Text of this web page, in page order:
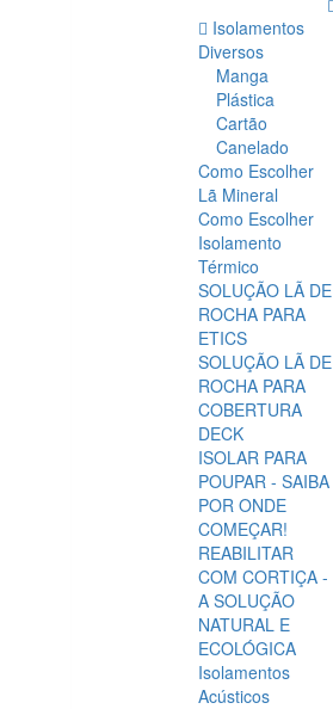
Isolamentos
Diversos
Manga
Plástica
Cartão
Canelado
Como Escolher
Lã Mineral
Como Escolher
Isolamento
Térmico
SOLUÇÃO LÃ DE
ROCHA PARA
ETICS
SOLUÇÃO LÃ DE
ROCHA PARA
COBERTURA
DECK
ISOLAR PARA
POUPAR - SAIBA
POR ONDE
COMEÇAR!
REABILITAR
COM CORTIÇA -
A SOLUÇÃO
NATURAL E
ECOLÓGICA
Isolamentos
Acústicos